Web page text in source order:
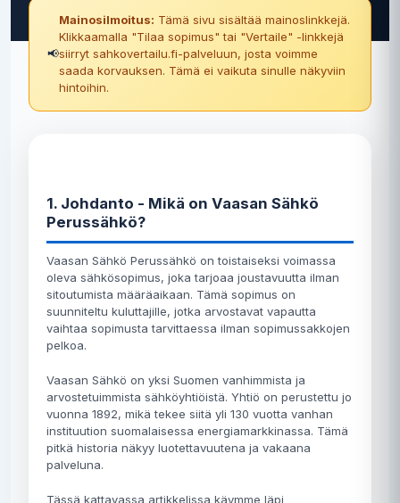
📢
Mainosilmoitus: Tämä sivu sisältää mainoslinkkejä.
Klikkaamalla "Tilaa sopimus" tai "Vertaile" -linkkejä
siirryt sahkovertailu.fi-palveluun, josta voimme
saada korvauksen. Tämä ei vaikuta sinulle näkyviin
hintoihin.
1. Johdanto - Mikä on Vaasan Sähkö
Perussähkö?
Vaasan Sähkö Perussähkö on toistaiseksi voimassa
oleva sähkösopimus, joka tarjoaa joustavuutta ilman
sitoutumista määräaikaan. Tämä sopimus on
suunniteltu kuluttajille, jotka arvostavat vapautta
vaihtaa sopimusta tarvittaessa ilman sopimussakkojen
pelkoa.
Vaasan Sähkö on yksi Suomen vanhimmista ja
arvostetuimmista sähköyhtiöistä. Yhtiö on perustettu jo
vuonna 1892, mikä tekee siitä yli 130 vuotta vanhan
instituution suomalaisessa energiamarkkinassa. Tämä
pitkä historia näkyy luotettavuutena ja vakaana
palveluna.
Tässä kattavassa artikkelissa käymme läpi